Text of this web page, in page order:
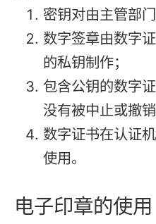
密钥对由主管部
数字签章由数字
的私钥制作；
包含公钥的数字
没有被中止或撤销
数字证书在认证
使用。
电子印章的使用